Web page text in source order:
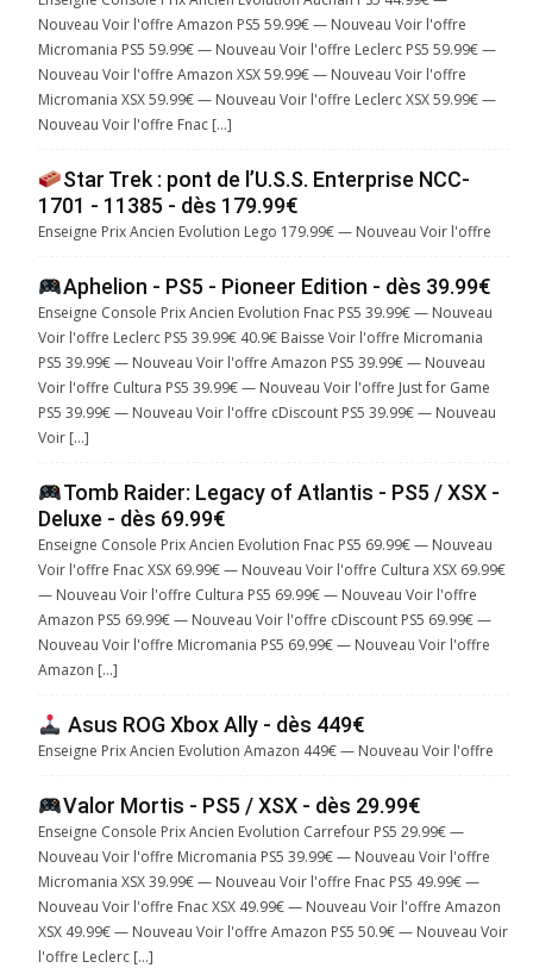
Nouveau Voir l'offre Amazon PS5 59.99€ — Nouveau Voir l'offre
Micromania PS5 59.99€ — Nouveau Voir l'offre Leclerc PS5 59.99€ —
Nouveau Voir l'offre Amazon XSX 59.99€ — Nouveau Voir l'offre
Micromania XSX 59.99€ — Nouveau Voir l'offre Leclerc XSX 59.99€ —
Nouveau Voir l'offre Fnac […]
Star Trek : pont de l’U.S.S. Enterprise NCC-
1701 - 11385 - dès 179.99€
Enseigne Prix Ancien Evolution Lego 179.99€ — Nouveau Voir l'offre
Aphelion - PS5 - Pioneer Edition - dès 39.99€
Enseigne Console Prix Ancien Evolution Fnac PS5 39.99€ — Nouveau
Voir l'offre Leclerc PS5 39.99€ 40.9€ Baisse Voir l'offre Micromania
PS5 39.99€ — Nouveau Voir l'offre Amazon PS5 39.99€ — Nouveau
Voir l'offre Cultura PS5 39.99€ — Nouveau Voir l'offre Just for Game
PS5 39.99€ — Nouveau Voir l'offre cDiscount PS5 39.99€ — Nouveau
Voir […]
Tomb Raider: Legacy of Atlantis - PS5 / XSX -
Deluxe - dès 69.99€
Enseigne Console Prix Ancien Evolution Fnac PS5 69.99€ — Nouveau
Voir l'offre Fnac XSX 69.99€ — Nouveau Voir l'offre Cultura XSX 69.99€
— Nouveau Voir l'offre Cultura PS5 69.99€ — Nouveau Voir l'offre
Amazon PS5 69.99€ — Nouveau Voir l'offre cDiscount PS5 69.99€ —
Nouveau Voir l'offre Micromania PS5 69.99€ — Nouveau Voir l'offre
Amazon […]
Asus ROG Xbox Ally - dès 449€
Enseigne Prix Ancien Evolution Amazon 449€ — Nouveau Voir l'offre
Valor Mortis - PS5 / XSX - dès 29.99€
Enseigne Console Prix Ancien Evolution Carrefour PS5 29.99€ —
Nouveau Voir l'offre Micromania PS5 39.99€ — Nouveau Voir l'offre
Micromania XSX 39.99€ — Nouveau Voir l'offre Fnac PS5 49.99€ —
Nouveau Voir l'offre Fnac XSX 49.99€ — Nouveau Voir l'offre Amazon
XSX 49.99€ — Nouveau Voir l'offre Amazon PS5 50.9€ — Nouveau Voir
l'offre Leclerc […]